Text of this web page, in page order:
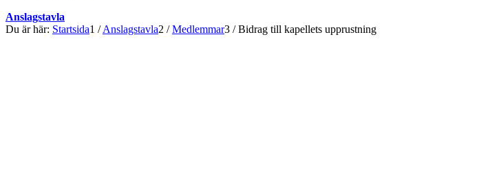
Anslagstavla
Du är här: Startsida1 / Anslagstavla2 / Medlemmar3 / Bidrag till kapellets upprustning